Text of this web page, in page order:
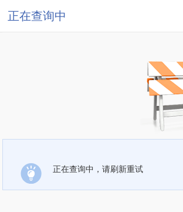
正在查询中
正在查询中，请刷新重试